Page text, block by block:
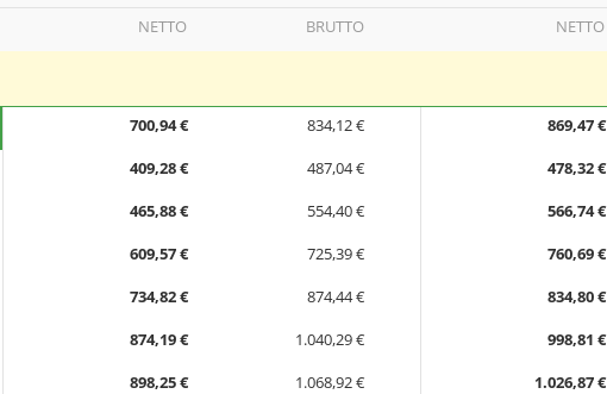
NETTO BRUTTO NETTO
700,94 € 834,12 € 869,47 €
409,28 € 487,04 € 478,32 €
465,88 € 554,40 € 566,74 €
609,57 € 725,39 € 760,69 €
734,82 € 874,44 € 834,80 €
874,19 € 1.040,29 € 998,81 €
898,25 € 1.068,92 € 1.026,87 €